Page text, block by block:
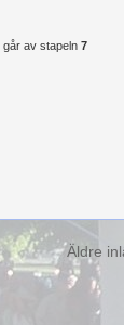
går av stapeln 7
Äldre